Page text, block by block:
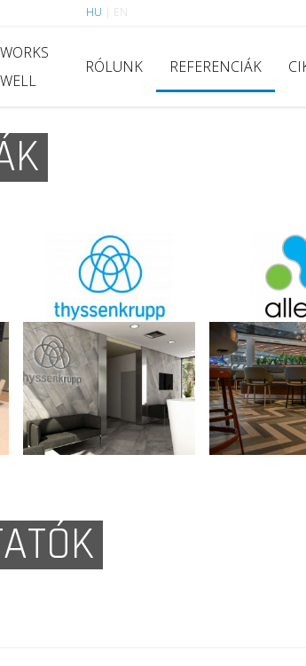
HU EN
WORKS
WELL
RÓLUNK REFERENCIÁK